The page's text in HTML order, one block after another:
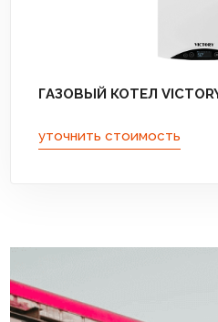
ГАЗОВЫЙ КОТЕЛ
уточнить стоимость